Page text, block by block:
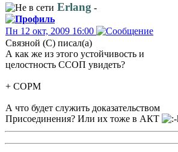
Erlang -
Пн 12 окт, 2009 16:00
Связной (С) писал(а)
А как же из этого устойчивость и
целостность ССОП увидеть?
+ СОРМ
А что будет служить доказательством
Присоединения? Или их тоже в АКТ